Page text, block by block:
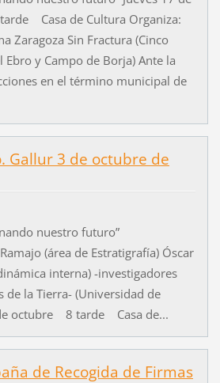
Casa de Cultura Organiza:
Zaragoza Sin Fractura (Cinco
Ebro y Campo de Borja) Ante la
en el término municipal de
Gallur 3 de octubre de
nuestro futuro”
(área de Estratigrafía) Óscar
interna) -investigadores
de la Tierra- (Universidad de
octubre 8 tarde Casa de...
de Recogida de Firmas